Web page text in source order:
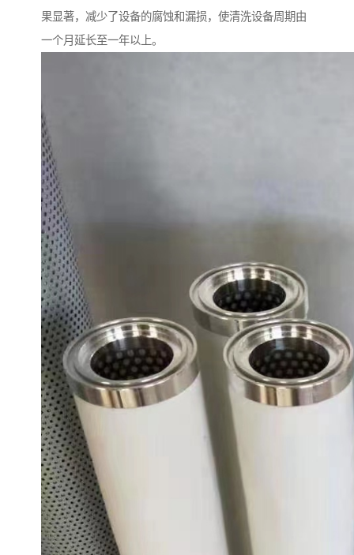
果显著，减少了设备的腐蚀和漏损，使清洗设备周期由
一个月延长至一年以上。